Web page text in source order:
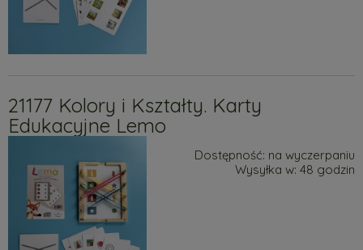
21177 Kolory i Kształty. Karty
Edukacyjne Lemo
Dostępność: na wyczerpaniu
Wysyłka w: 48 godzin